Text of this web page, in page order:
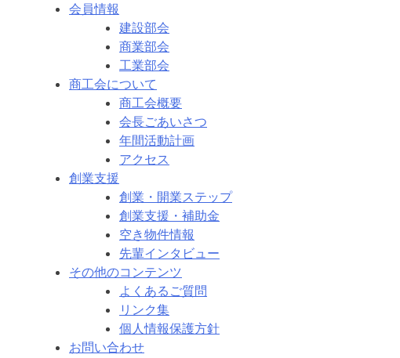
会員情報
建設部会
商業部会
工業部会
商工会について
商工会概要
会長ごあいさつ
年間活動計画
アクセス
創業支援
創業・開業ステップ
創業支援・補助金
空き物件情報
先輩インタビュー
その他のコンテンツ
よくあるご質問
リンク集
個人情報保護方針
お問い合わせ